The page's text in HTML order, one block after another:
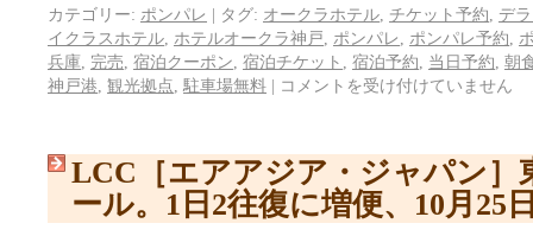
カテゴリー: ポンパレ | タグ: オークラホテル チケット予約
デ
イクラスホテル ホテルオークラ神戸 ポンパレ ポンパレ予約
兵庫 完売 宿泊クーポン 宿泊チケット 宿泊予約 当日予約 朝
神戸港 観光拠点 駐車場無料 | コメントを受け付けていません
LCC［エアアジア・ジャパン］
ール。1日2往復に増便、10月25